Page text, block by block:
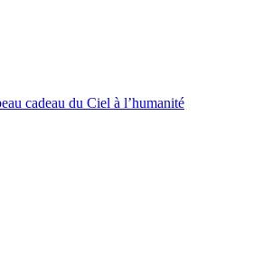
cadeau du Ciel à l’humanité